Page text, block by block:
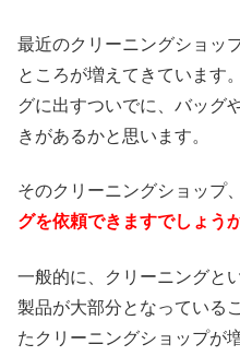
最近のクリーニングショッ
ところが増えてきています
グに出すついでに、バッグ
きがあるかと思います。
そのクリーニングショップ、
グを依頼できますでしょう
一般的に、クリーニングと
製品が大部分となっている
たクリーニングショップが